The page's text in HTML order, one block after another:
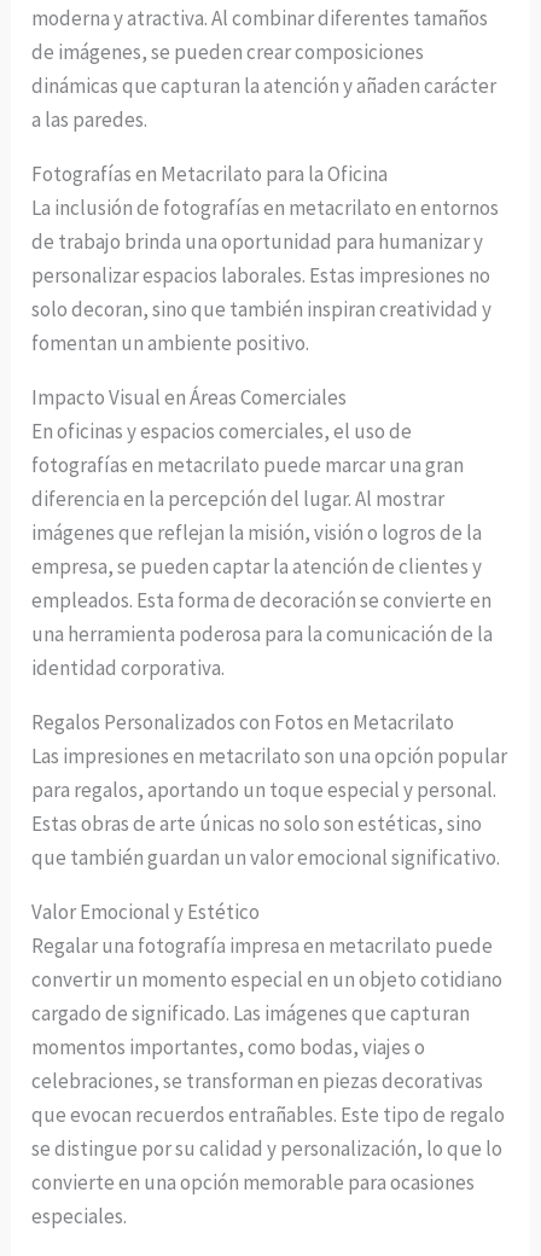
moderna y atractiva. Al combinar diferentes tamaños
de imágenes, se pueden crear composiciones
dinámicas que capturan la atención y añaden carácter
a las paredes.
Fotografías en Metacrilato para la Oficina
La inclusión de fotografías en metacrilato en entornos
de trabajo brinda una oportunidad para humanizar y
personalizar espacios laborales. Estas impresiones no
solo decoran, sino que también inspiran creatividad y
fomentan un ambiente positivo.
Impacto Visual en Áreas Comerciales
En oficinas y espacios comerciales, el uso de
fotografías en metacrilato puede marcar una gran
diferencia en la percepción del lugar. Al mostrar
imágenes que reflejan la misión, visión o logros de la
empresa, se pueden captar la atención de clientes y
empleados. Esta forma de decoración se convierte en
una herramienta poderosa para la comunicación de la
identidad corporativa.
Regalos Personalizados con Fotos en Metacrilato
Las impresiones en metacrilato son una opción popular
para regalos, aportando un toque especial y personal.
Estas obras de arte únicas no solo son estéticas, sino
que también guardan un valor emocional significativo.
Valor Emocional y Estético
Regalar una fotografía impresa en metacrilato puede
convertir un momento especial en un objeto cotidiano
cargado de significado. Las imágenes que capturan
momentos importantes, como bodas, viajes o
celebraciones, se transforman en piezas decorativas
que evocan recuerdos entrañables. Este tipo de regalo
se distingue por su calidad y personalización, lo que lo
convierte en una opción memorable para ocasiones
especiales.